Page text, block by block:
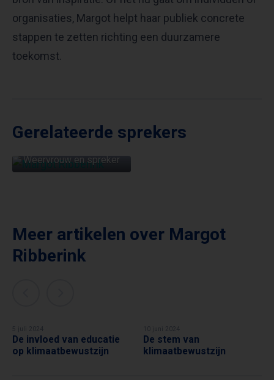
organisaties, Margot helpt haar publiek concrete
stappen te zetten richting een duurzamere
toekomst.
Gerelateerde sprekers
Weervrouw en spreker
Meer artikelen over Margot
Ribberink
MARGOT RIBBERINK
De invloed van educatie
op klimaatbewustzijn
MARGOT RIBBERINK
De stem van
klimaatbewustzijn